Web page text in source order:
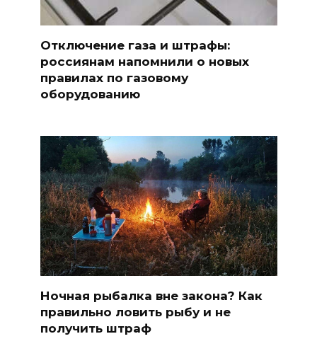
Отключение газа и штрафы:
россиянам напомнили о новых
правилах по газовому
оборудованию
Ночная рыбалка вне закона? Как
правильно ловить рыбу и не
получить штраф